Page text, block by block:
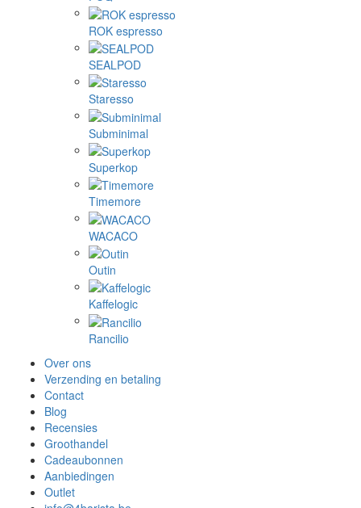
ROK espresso
SEALPOD
Staresso
Subminimal
Superkop
Timemore
WACACO
Outin
Kaffelogic
Rancilio
Over ons
Verzending en betaling
Contact
Blog
Recensies
Groothandel
Cadeaubonnen
Aanbiedingen
Outlet